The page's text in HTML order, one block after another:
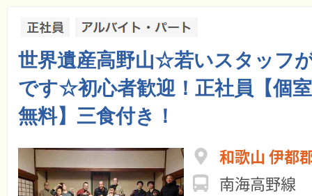
世界遺産高野山☆若いスタッフ
です☆初心者歓迎！正社員【個
無料】三食付き！
和歌山 伊都
南海高野線